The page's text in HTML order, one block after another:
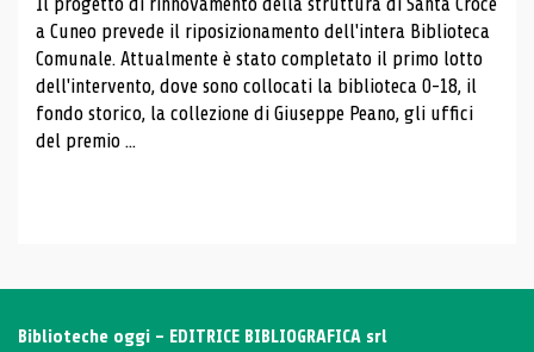
a Cuneo prevede il riposizionamento dell'intera Biblioteca
Comunale. Attualmente è stato completato il primo lotto
dell'intervento, dove sono collocati la biblioteca 0-18, il
fondo storico, la collezione di Giuseppe Peano, gli uffici
del premio ...
Biblioteche oggi - EDITRICE BIBLIOGRAFICA srl